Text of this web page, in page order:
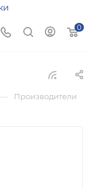
товар именно
0
— Производители